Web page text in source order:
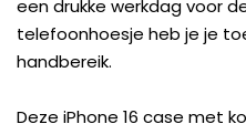
een drukke werkdag voor
telefoonhoesje heb je je
handbereik.
Deze iPhone 16 case met